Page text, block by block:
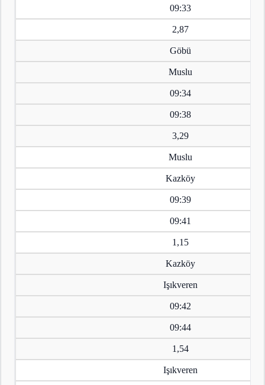
09:33
2,87
Göbü
Muslu
09:34
09:38
3,29
Muslu
Kazköy
09:39
09:41
1,15
Kazköy
Işıkveren
09:42
09:44
1,54
Işıkveren